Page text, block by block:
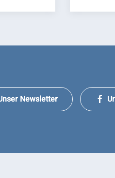
Newsletter